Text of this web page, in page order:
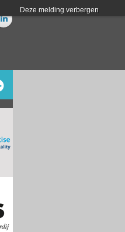
Deze melding verbergen